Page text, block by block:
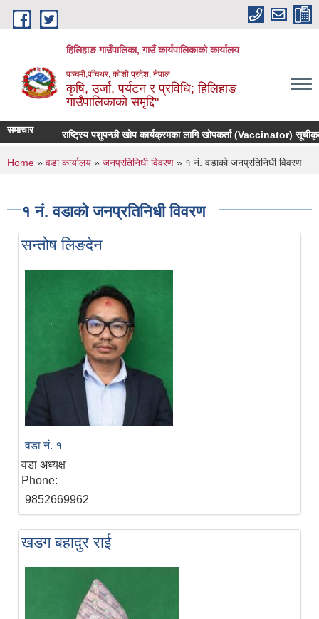
Skip to main content
हिलिहाङ गाउँपालिका, गाउँ कार्यपालिकाको कार्यालय
पञ्चमी,पाँचथर, कोशी प्रदेश, नेपाल
कृषि, उर्जा, पर्यटन र प्रविधि; हिलिहाङ
गाउँपालिकाको समृद्दि"
समाचार राष्ट्रिय पशुपन्छी खोप कार्यक्रमका लागि खोपकर्ता (Vaccinator) सूचीकृत
You are here
Home » वडा कार्यालय » जनप्रतिनिधी विवरण » १ नं. वडाको जनप्रतिनिधी विवरण
१ नं. वडाको जनप्रतिनिधी विवरण
सन्तोष लिङदेन
वडा नंं. १
वडा अध्यक्ष
Phone:
9852669962
खडग बहादुर राई